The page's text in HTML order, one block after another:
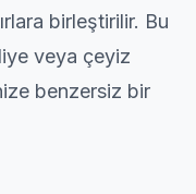
birleştirilir. Bu
veya çeyiz
benzersiz bir